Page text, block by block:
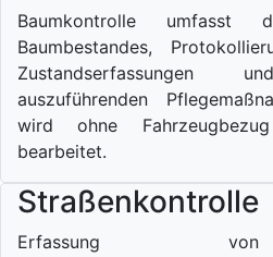
Baumkontrolle umfasst
Baumbestandes,
auszuführenden
wird ohne
bearbeitet.
Straßenkontrolle
Erfassung von